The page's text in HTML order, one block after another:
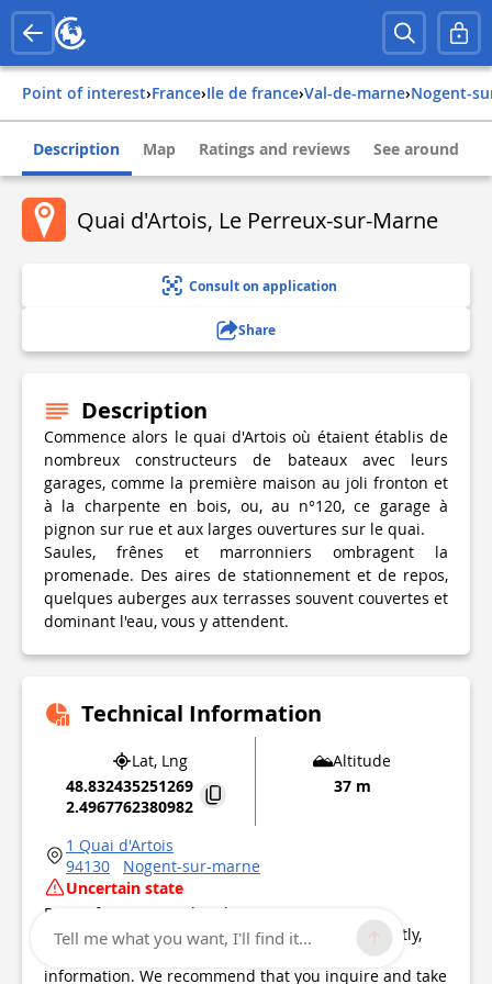
Point of interest› france› ile de france› val-de-marne› nogent-
Description Map Ratings and reviews See around
Quai d'Artois, Le Perreux-sur-Marne
Consult on application
Share
Description
Commence alors le quai d'Artois où étaient établis de
nombreux constructeurs de bateaux avec leurs
garages, comme la première maison au joli fronton et
à la charpente en bois, ou, au n°120, ce garage à
pignon sur rue et aux larges ouvertures sur le quai.
Saules, frênes et marronniers ombragent la
promenade. Des aires de stationnement et de repos,
quelques auberges aux terrasses souvent couvertes et
dominant l'eau, vous y attendent.
Technical Information
Lat, Lng
48.832435251269
2.4967762380982
Altitude
37 m
1 Quai d'Artois
94130
Nogent-sur-marne
Uncertain state
Point of Interest updated on
This point of interest hasn't been updated recently,
which could compromise the reliability of this
information. We recommend that you inquire and take
Tell me what you want, I'll find it...